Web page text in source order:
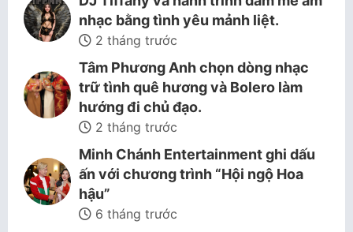
nhạc bằng tình yêu mảnh liệt.
2 tháng trước
Tâm Phương Anh chọn dòng nhạc
trữ tình quê hương và Bolero làm
hướng đi chủ đạo.
2 tháng trước
Minh Chánh Entertainment ghi dấu
ấn với chương trình “Hội ngộ Hoa
hậu”
6 tháng trước